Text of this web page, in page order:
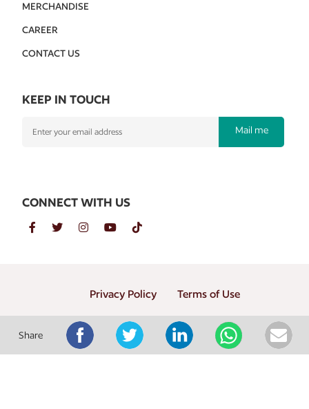
Share
MERCHANDISE
CAREER
CONTACT US
KEEP IN TOUCH
Mail me
CONNECT WITH US
Copyright © 2026 PT. Gramedia Penerbit Buku Utama
Privacy Policy Terms of Use